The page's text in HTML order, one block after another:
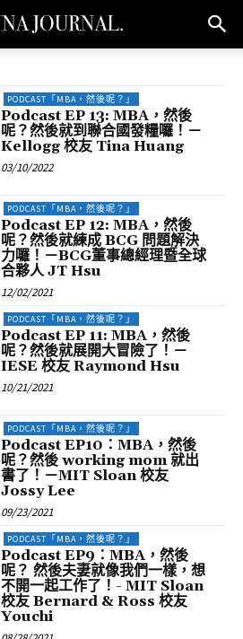
PODCAST「MBA，然後呢？」
Podcast EP 13: MBA，然後
呢？然後就到聯合國發糧囉！－
Kellogg 校友 Tina Huang
03/10/2022
PODCAST「MBA，然後呢？」
Podcast EP 12: MBA，然後
呢？然後就練成 BCG 問題解決
力囉！－BCG董事總經理暨全球
合夥人 JT Hsu
12/02/2021
PODCAST「MBA，然後呢？」
Podcast EP 11: MBA，然後
呢？然後就展開大冒險了！－
IESE 校友 Raymond Hsu
10/21/2021
PODCAST「MBA，然後呢？」
Podcast EP10：MBA，然後
呢？然後 working mom 就出
書了！－MIT Sloan 校友
Jossy Lee
09/23/2021
PODCAST「MBA，然後呢？」
Podcast EP9：MBA，然後
呢？ 然後夫妻就像我們一樣，想
不開一起工作了！- MIT Sloan
校友 Bernard & Ross 校友
Youchi